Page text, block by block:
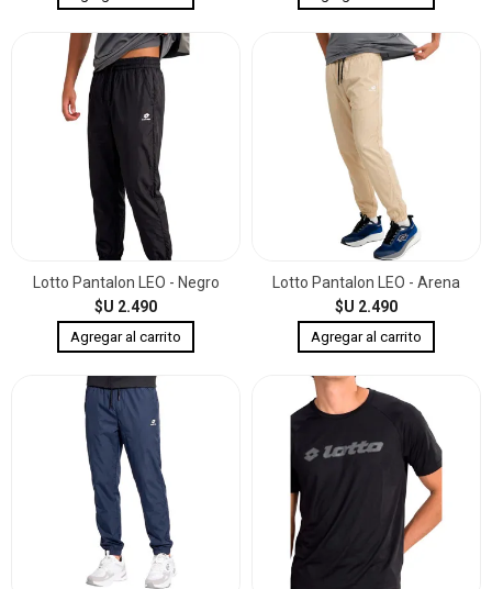
Lotto Pantalon LEO - Negro
$U 2.490
Lotto Pantalon LEO - Arena
$U 2.490